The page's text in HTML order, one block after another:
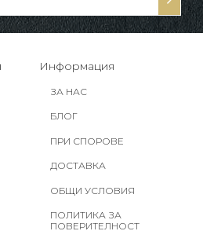
Информация
ЗА НАС
БЛОГ
ПРИ СПОРОВЕ
ДОСТАВКА
ОБЩИ УСЛОВИЯ
ПОЛИТИКА ЗА
ПОВЕРИТЕЛНОСТ